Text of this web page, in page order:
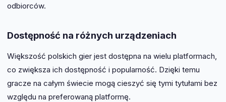
odbiorców.
Dostępność na różnych urządzeniach
Większość polskich gier jest dostępna na wielu platformach,
co zwiększa ich dostępność i popularność. Dzięki temu
gracze na całym świecie mogą cieszyć się tymi tytułami bez
względu na preferowaną platformę.